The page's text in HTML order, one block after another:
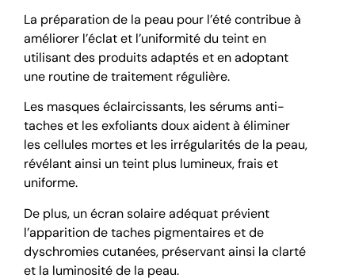
La préparation de la peau pour l’été contribue à
améliorer l’éclat et l’uniformité du teint en
utilisant des produits adaptés et en adoptant
une routine de traitement régulière.
Les masques éclaircissants, les sérums anti-
taches et les exfoliants doux aident à éliminer
les cellules mortes et les irrégularités de la peau,
révélant ainsi un teint plus lumineux, frais et
uniforme.
De plus, un écran solaire adéquat prévient
l’apparition de taches pigmentaires et de
dyschromies cutanées, préservant ainsi la clarté
et la luminosité de la peau.